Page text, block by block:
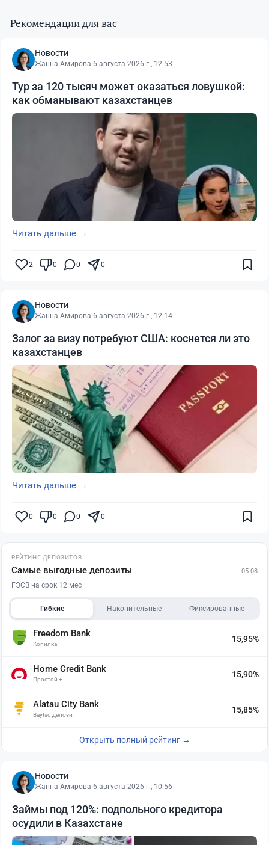
Рекомендации для вас
Новости
Жанна Амирова·6 августа 2026 г., 12:53
Тур за 120 тысяч может оказаться ловушкой:
как обманывают казахстанцев
Читать дальше →
2 0 0 0
Новости
Жанна Амирова·6 августа 2026 г., 12:14
Залог за визу потребуют США: коснется ли это
казахстанцев
Читать дальше →
0 0 0 0
РЕЙТИНГ ДЕПОЗИТОВ
Самые выгодные депозиты 05.08
ГЭСВ на срок 12 мес
Гибкие Накопительные Фиксированные
Freedom Bank
Копилка
15,95%
Home Credit Bank
Простой +
15,90%
Alatau City Bank
Baytaq депозит
15,85%
Открыть полный рейтинг →
Новости
Жанна Амирова·6 августа 2026 г., 10:56
Займы под 120%: подпольного кредитора
осудили в Казахстане